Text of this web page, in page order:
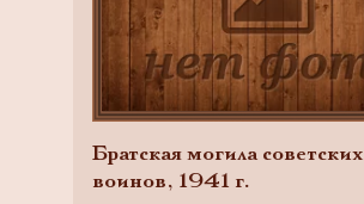
Братская могила советских
воинов, 1941 г.